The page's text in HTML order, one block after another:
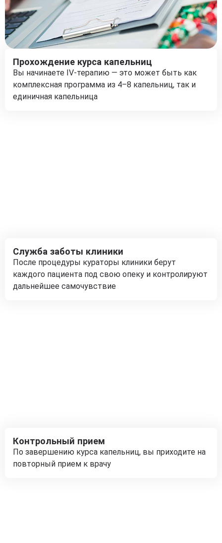
Прохождение курса капельниц
Вы начинаете IV-терапию — это может быть как
комплексная программа из 4–8 капельниц, так и
единичная капельница
Служба заботы клиники
После процедуры кураторы клиники берут
каждого пациента под свою опеку и контролируют
дальнейшее самочувствие
Контрольный прием
По завершению курса капельниц, вы приходите на
повторный прием к врачу